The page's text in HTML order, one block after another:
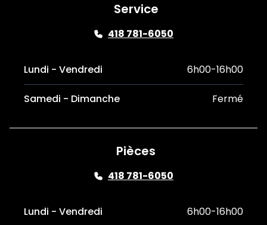
Service
418 781-6050
Lundi - Vendredi 6h00-16h00
Samedi - Dimanche Fermé
Pièces
418 781-6050
Lundi - Vendredi 6h00-16h00